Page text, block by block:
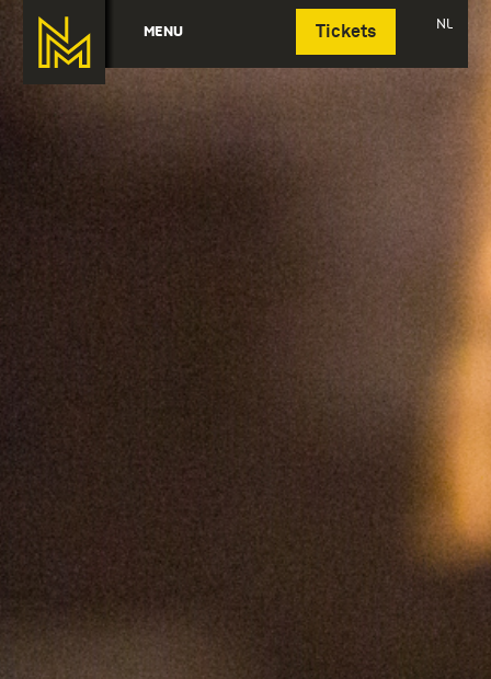
MENU Tickets NL
Deutsch